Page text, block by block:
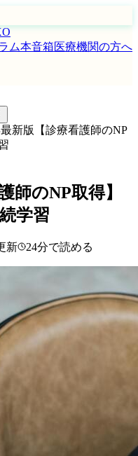
ム本音箱医療機関の方へ
最新版【診療看護師のNP
師のNP取得】
学習
新 24分で読める